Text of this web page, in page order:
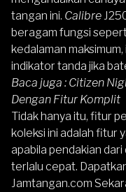
tangan ini. Calibre
beragam fungsi
kedalaman
indikator tanda jika
Baca juga : Citizen
Dengan Fitur Komplit
Tidak hanya itu, fitur
koleksi ini adalah fitur
apabila pendakian
terlalu cepat.
Jamtangan.com